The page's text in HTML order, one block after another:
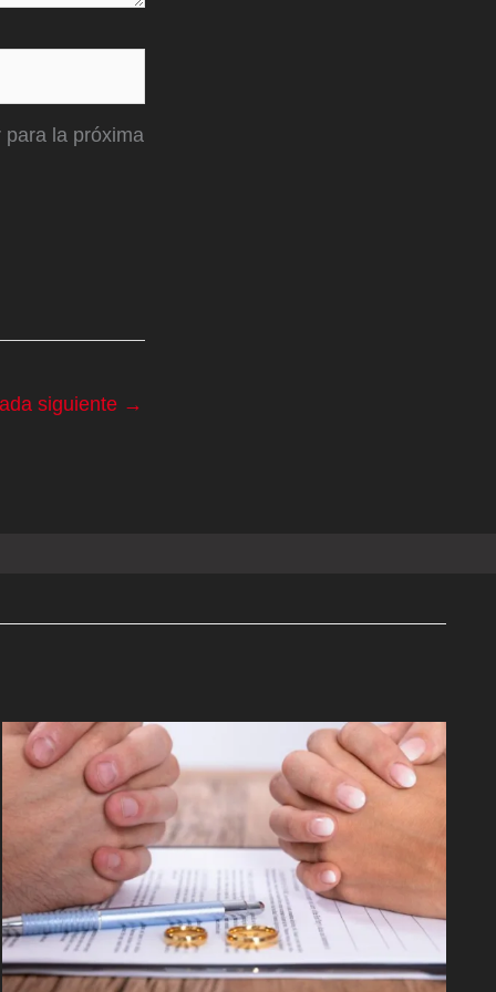
la próxima
siguiente →